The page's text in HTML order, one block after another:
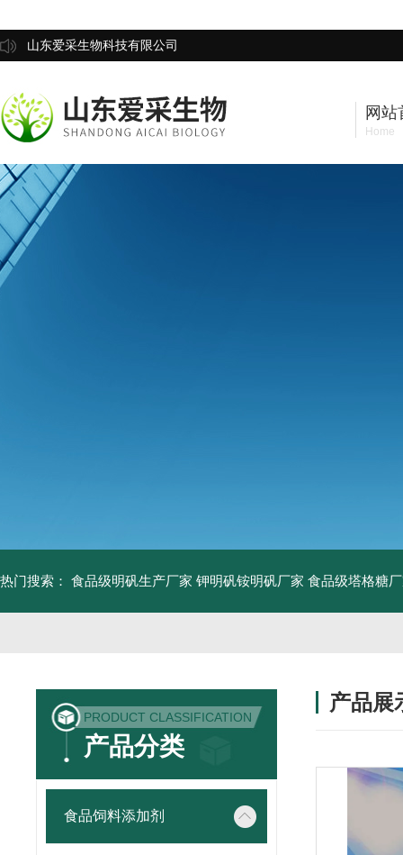
山东爱采生物科技有限公司
网站
Home
热门搜索： 食品级明矾生产厂家 钾明矾铵明矾厂家 食品级塔格糖
PRODUCT CLASSIFICATION
产品分类
食品饲料添加剂
产品展